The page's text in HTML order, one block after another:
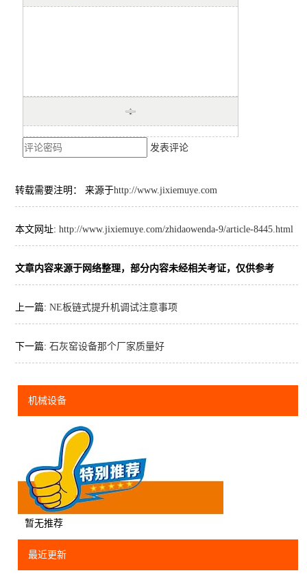
发表评论
转载需要注明： 来源于http://www.jixiemuye.com
本文网址: http://www.jixiemuye.com/zhidaowenda-9/article-8445.html
文章内容来源于网络整理，部分内容未经相关考证，仅供参考
上一篇: NE板链式提升机调试注意事项
下一篇: 石灰窑设备那个厂家质量好
机械设备
暂无推荐
最近更新